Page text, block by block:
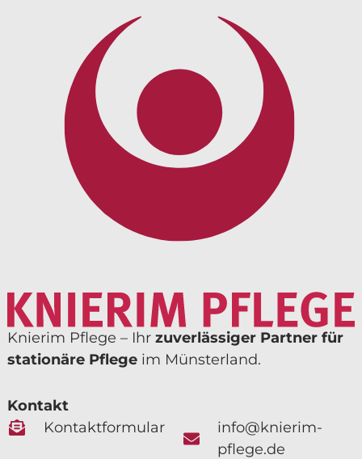
Knierim Pflege – Ihr zuverlässiger Partner für
stationäre Pflegeim Münsterland.
Kontakt
Kontaktformular
info@knierim-
pflege.de